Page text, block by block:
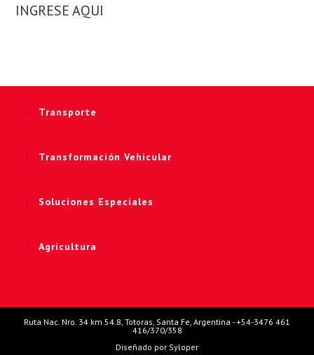
INGRESE AQUI
Transporte
Transformación Vehicular
Soluciones Especiales
Agricultura
Ruta Nac. Nro. 34 km 54.8, Totoras, Santa Fe, Argentina - +54-3476 461
416/370/358
Diseñado por Syloper